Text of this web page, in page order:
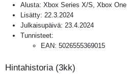
Alusta: Xbox Series X/S, Xbox One
Lisätty: 22.3.2024
Julkaisupäivä: 23.4.2024
Tunnisteet:
EAN: 5026555369015
Hintahistoria (3kk)